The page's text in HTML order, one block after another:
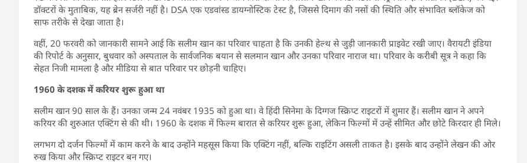
डॉक्टरों के मुताबिक, यह ब्रेन सर्जरी नहीं है। DSA एक एडवांस्ड डायग्नोस्टिक टेस्ट है, जिससे दिमाग की नसों की स्थिति और संभावित ब्लॉकेज को
साफ तरीके से देखा जाता है।
वहीं, 20 फरवरी को जानकारी सामने आई कि सलीम खान का परिवार चाहता है कि उनकी हेल्थ से जुड़ी जानकारी प्राइवेट रखी जाए। वैरायटी इंडिया
की रिपोर्ट के अनुसार, बुधवार को अस्पताल के सार्वजनिक बयान से सलमान खान और उनका परिवार नाराज था। परिवार के करीबी सूत्र ने कहा कि
सेहत निजी मामला है और मीडिया से बात परिवार पर छोड़नी चाहिए।
1960 के दशक में करियर शुरू हुआ था
सलीम खान 90 साल के हैं। उनका जन्म 24 नवंबर 1935 को हुआ था। वे हिंदी सिनेमा के दिग्गज स्क्रिप्ट राइटरों में शुमार हैं। सलीम खान ने अपने
करियर की शुरुआत एक्टिंग से की थी। 1960 के दशक में फिल्म बारात से करियर शुरू हुआ, लेकिन फिल्मों में उन्हें सीमित और छोटे किरदार ही मिले।
लगभग दो दर्जन फिल्मों में काम करने के बाद उन्होंने महसूस किया कि एक्टिंग नहीं, बल्कि राइटिंग असली ताकत है। इसके बाद उन्होंने लेखन की ओर
रुख किया और स्क्रिप्ट राइटर बन गए।